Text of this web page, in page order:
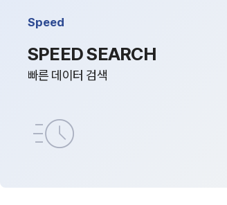
Speed
SPEED SEARCH
빠른 데이터 검색
acute